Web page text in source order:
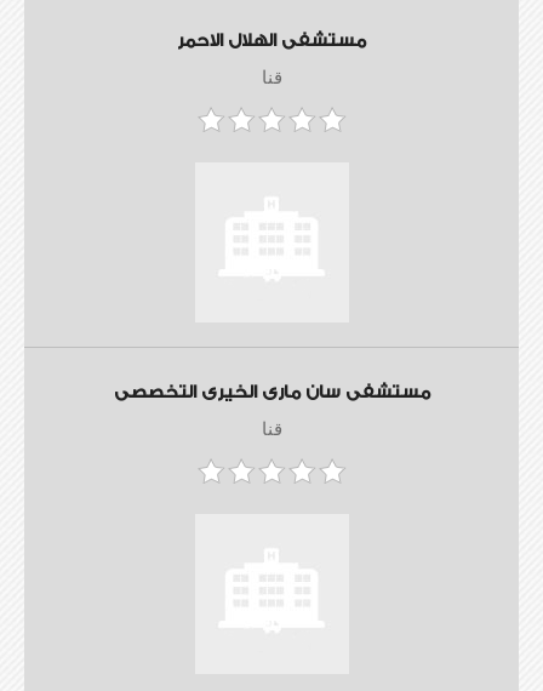
مستشفى الهلال الاحمر
قنا
مستشفى سان مارى الخيرى التخصصى
قنا